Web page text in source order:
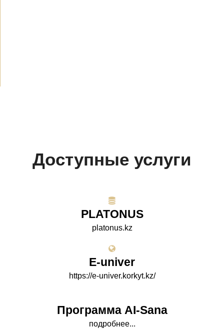
Доступные услуги
PLATONUS
platonus.kz
E-univer
https://e-univer.korkyt.kz/
Программа AI-Sana
подробнее...